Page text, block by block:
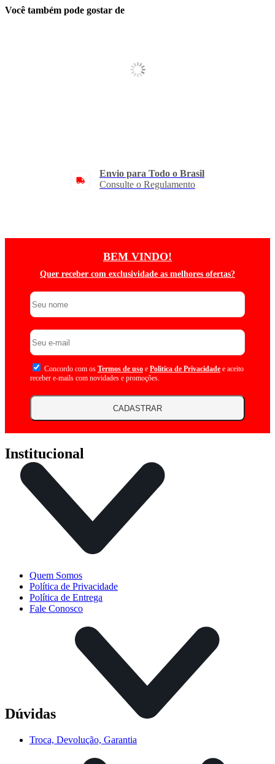
Você também pode gostar de
Envio para Todo o Brasil
Consulte o Regulamento
BEM VINDO!
Quer receber com exclusividade as melhores ofertas?
Concordo com os Termos de uso e Politica de Privacidade e aceito
receber e-mails com novidades e promoções.
CADASTRAR
Institucional
Quem Somos
Política de Privacidade
Política de Entrega
Fale Conosco
Dúvidas
Troca, Devolução, Garantia